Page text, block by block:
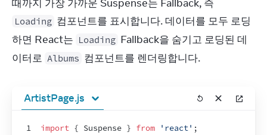
Loading 컴포넌트를 표시합니다. 데이터를 모두 로딩
하면 React는 Loading Fallback을 숨기고 로딩된 데
이터로 Albums 컴포넌트를 렌더링합니다.
ArtistPage.js
1
import { Suspense } from 'react' ;